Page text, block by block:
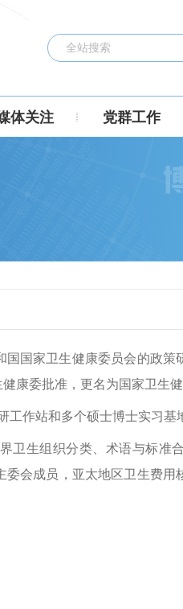
体关注 党群工作
国家卫生健康委员会的政策
康委批准，更名为国家卫生
工作站和多个硕士博士实习基
卫生组织分类、术语与标准
会成员，亚太地区卫生费